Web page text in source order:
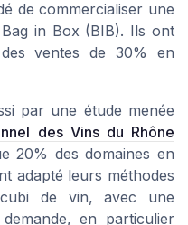
de commercialiser une
Bag in Box (BIB). Ils ont
ventes de 30% en
par une étude menée
des Vins du Rhône
20% des domaines en
adapté leurs méthodes
de vin, avec une
en particulier